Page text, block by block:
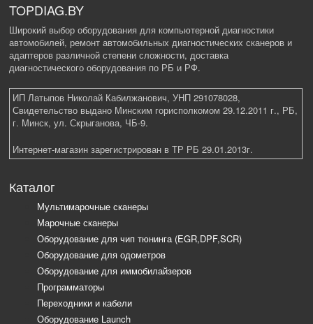
TOPDIAG.BY
Широкий выбор оборудования для компьютерной диагностики
автомобилей, ремонт автомобильных диагностических сканеров и
адаптеров различной степени сложности, доставка
диагностического оборудования по РБ и РФ.
ИП Латыпов Николай Кабилжанович, УНП 291078028,
Свидетельство выдано Минским горисполкомом 29.12.2011 г., РБ,
г. Минск, ул. Скрыганова, ЧБ-9.
Интернет-магазин зарегистрирован в ТР РБ 29.01.2013г.
Каталог
Мультимарочные сканеры
Марочные сканеры
Оборудование для чип тюнинга (EGR,DPF,SCR)
Оборудование для одометров
Оборудование для иммобилайзеров
Программаторы
Переходники и кабели
Оборудование Launch